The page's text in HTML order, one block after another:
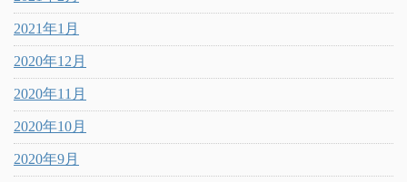
2021年1月
2020年12月
2020年11月
2020年10月
2020年9月